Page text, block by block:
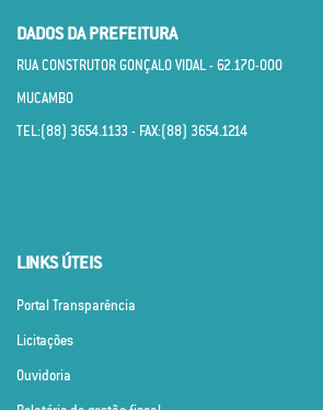
DADOS DA PREFEITURA
RUA CONSTRUTOR GONÇALO VIDAL - 62.170­-000
MUCAMBO
TEL:(88) 3654.1133 - FAX:(88) 3654.1214
LINKS ÚTEIS
Portal Transparência
Licitações
Ouvidoria